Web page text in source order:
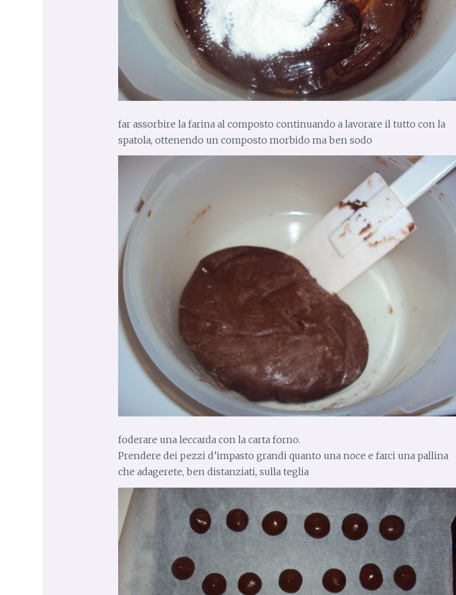
far assorbire la farina al composto continuando a lavorare il tutto con la
spatola, ottenendo un composto morbido ma ben sodo
foderare una leccarda con la carta forno.
Prendere dei pezzi d’impasto grandi quanto una noce e farci una pallina
che adagerete, ben distanziati, sulla teglia